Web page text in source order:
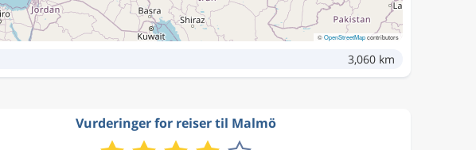
©OpenStreetMapcontributors
3,060 km
Vurderinger for reiser til Malmö